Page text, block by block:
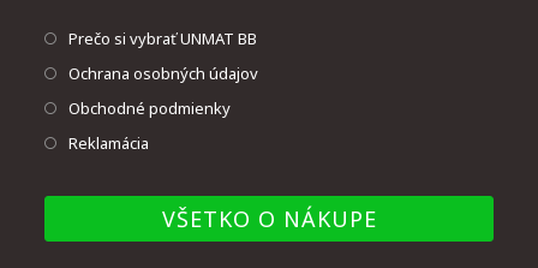
Prečo si vybrať UNMAT BB
Ochrana osobných údajov
Obchodné podmienky
Reklamácia
VŠETKO O NÁKUPE